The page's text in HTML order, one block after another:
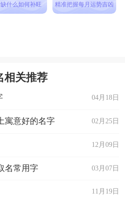
月高悬，象征着明亮与卓
的歌声，象征着艺术与美
卷气息，象征着文化与修
什么如何补旺 精准把握每月运势吉凶
相关推荐
04月18日
02月25日
寓意好的名字
12月09日
03月07日
名常用字
11月19日